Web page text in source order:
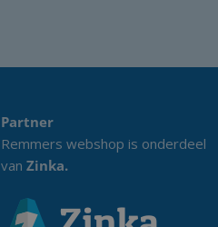
Partner
Remmers webshop is onderdeel
van Zinka.